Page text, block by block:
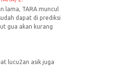
lama, TARA muncul
dapat di prediksi
gua akan kurang
lucu2an asik juga